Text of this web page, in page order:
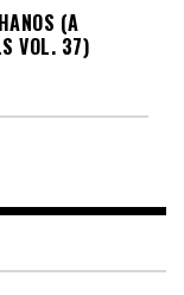
(A
VOL. 37)